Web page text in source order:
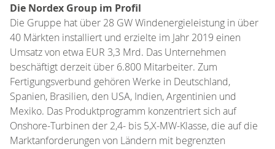
Die Nordex Group im Profil
Die Gruppe hat über 28 GW Windenergieleistung in über
40 Märkten installiert und erzielte im Jahr 2019 einen
Umsatz von etwa EUR 3,3 Mrd. Das Unternehmen
beschäftigt derzeit über 6.800 Mitarbeiter. Zum
Fertigungsverbund gehören Werke in Deutschland,
Spanien, Brasilien, den USA, Indien, Argentinien und
Mexiko. Das Produktprogramm konzentriert sich auf
Onshore-Turbinen der 2,4- bis 5,X-MW-Klasse, die auf die
Marktanforderungen von Ländern mit begrenzten